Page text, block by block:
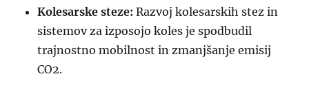
Kolesarske steze: Razvoj kolesarskih stez in
sistemov za izposojo koles je spodbudil
trajnostno mobilnost in zmanjšanje emisij
CO2.